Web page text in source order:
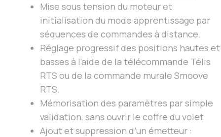
Mise sous tension du moteur et
initialisation du mode apprentissage par
séquences de commandes à distance.
Réglage progressif des positions hautes et
basses à l’aide de la télécommande Télis
RTS ou de la commande murale Smoove
RTS.
Mémorisation des paramètres par simple
validation, sans ouvrir le coffre du volet.
Ajout et suppression d’un émetteur :